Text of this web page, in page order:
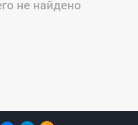
не найдено